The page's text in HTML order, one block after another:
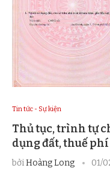
Tin tức - Sự kiện
Thủ tục, trình tự
dụng đất, thuế
bởiHoàng Long 01/